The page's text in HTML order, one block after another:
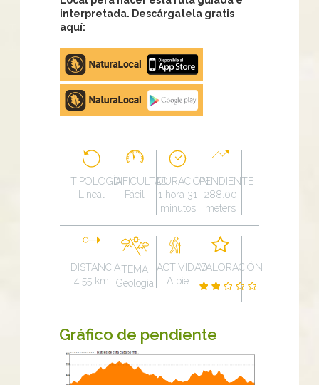
interpretada. Descárgatela gratis
aquí:
Apple
store
Google
Play
TIPOLOGÍA
Lineal
DIFICULTAD
Fácil
DURACIÓN
1 hora 31
minutos
PENDIENTE
288.00
meters
DISTANCIA
4.55 km
TEMA
Geologia
ACTIVIDAD
A pie
VALORACIÓN
Gráfico de pendiente